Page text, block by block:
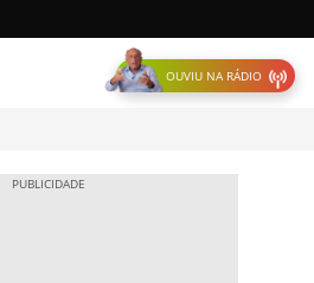
OUVIU NA RÁDIO